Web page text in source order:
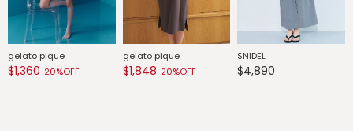
gelato pique
$1,360 20%OFF
gelato pique
$1,848 20%OFF
SNIDEL
$4,890